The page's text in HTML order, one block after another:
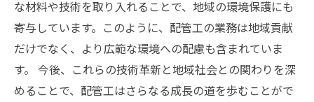
な材料や技術を取り入れることで、地域の環境保護にも
寄与しています。このように、配管工の業務は地域貢献
だけでなく、より広範な環境への配慮も含まれていま
す。 今後、これらの技術革新と地域社会との関わりを深
めることで、配管工はさらなる成長の道を歩むことがで